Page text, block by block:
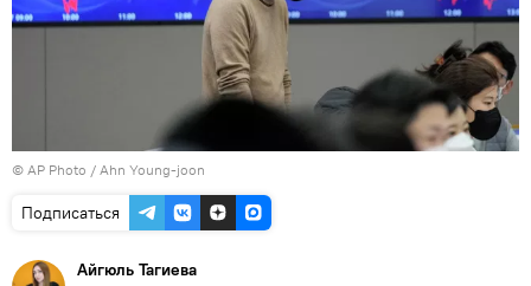
© AP Photo / Ahn Young-joon
Подписаться
Айгюль Тагиева